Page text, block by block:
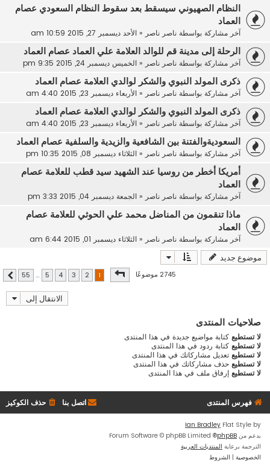
النظام الصهيوني سيسقط بعد سقوط النظام السعودي عصام
العماد
آخر مشاركة بواسطة ناصر ناصر« الأحد ديسمبر 27, 2015 10:59 am
الرحلة إلى مدينة قم للوالد العلامة علي العماد عصام العماد
آخر مشاركة بواسطة ناصر ناصر« الخميس ديسمبر 24, 2015 9:35 pm
ذكرى المولد النبوي والشكر لوالدي العلامة عصام العماد
آخر مشاركة بواسطة ناصر ناصر« الأربعاء ديسمبر 23, 2015 4:40 am
ذكرى المولد النبوي والشكر لوالدي العلامة عصام العماد
آخر مشاركة بواسطة ناصر ناصر« الأربعاء ديسمبر 23, 2015 4:40 am
السعوديةوالفتنة بين الشافعية والزيدية والسلفية عصام العماد
آخر مشاركة بواسطة ناصر ناصر« الثلاثاء ديسمبر 08, 2015 10:35 pm
أمريكا أخطر من روسيا عند الشهيد سيد قطب للعلامة عصام
العماد
آخر مشاركة بواسطة ناصر ناصر« الجمعة ديسمبر 04, 2015 3:33 pm
ماذا تنقمون من المناضل محمد علي الحوثي للعلامة عصام
العماد
آخر مشاركة بواسطة ناصر ناصر« الثلاثاء ديسمبر 01, 2015 6:44 am
موضوع جديد
2745 موضوعًا صفحة1 من55
2
3
4
5
…
55 التالي
الانتقال إلى
صلاحيات المنتدى
لا تستطيعكتابة مواضيع جديدة في هذا المنتدى
لا تستطيعكتابة ردود في هذا المنتدى
لا تستطيعتعديل مشاركاتك في هذا المنتدى
لا تستطيعحذف مشاركاتك في هذا المنتدى
لا تستطيعإرفاق ملف في هذا المنتدى
فهرس المنتدى حذف الكوكيز اتصل بنا
Flat Style by
Ian Bradley
بدعم منphpBB
® Forum Software © phpBB Limited
الترجمة برعايةالمنتديات العربية
الخصوصية| الشروط